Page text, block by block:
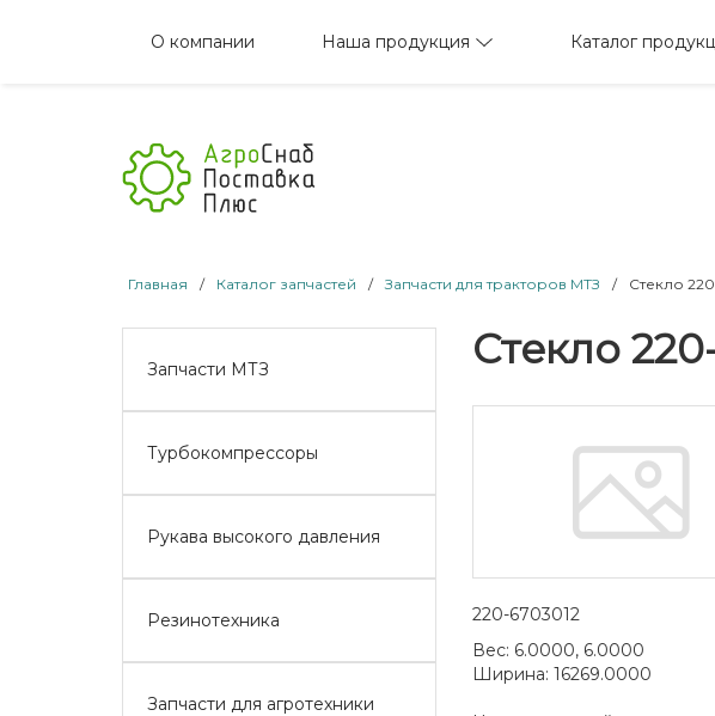
О компании Наша продукция Каталог
Главная / Каталог запчастей / Запчасти для тракторов МТЗ / Стекло
Запчасти МТЗ
Турбокомпрессоры
Рукава высокого давления
Резинотехника
Запчасти для агротехники
Стекло
220-6703012
Вес: 6.0000, 6.0000
Ширина: 16269.0000